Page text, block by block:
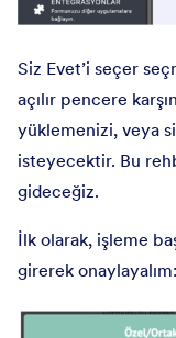
Siz Evet’i seçer
açılır pencere
yüklemenizi, veya
isteyecektir. Bu
gideceğiz.
İlk olarak, işleme
girerek onaylayalım: